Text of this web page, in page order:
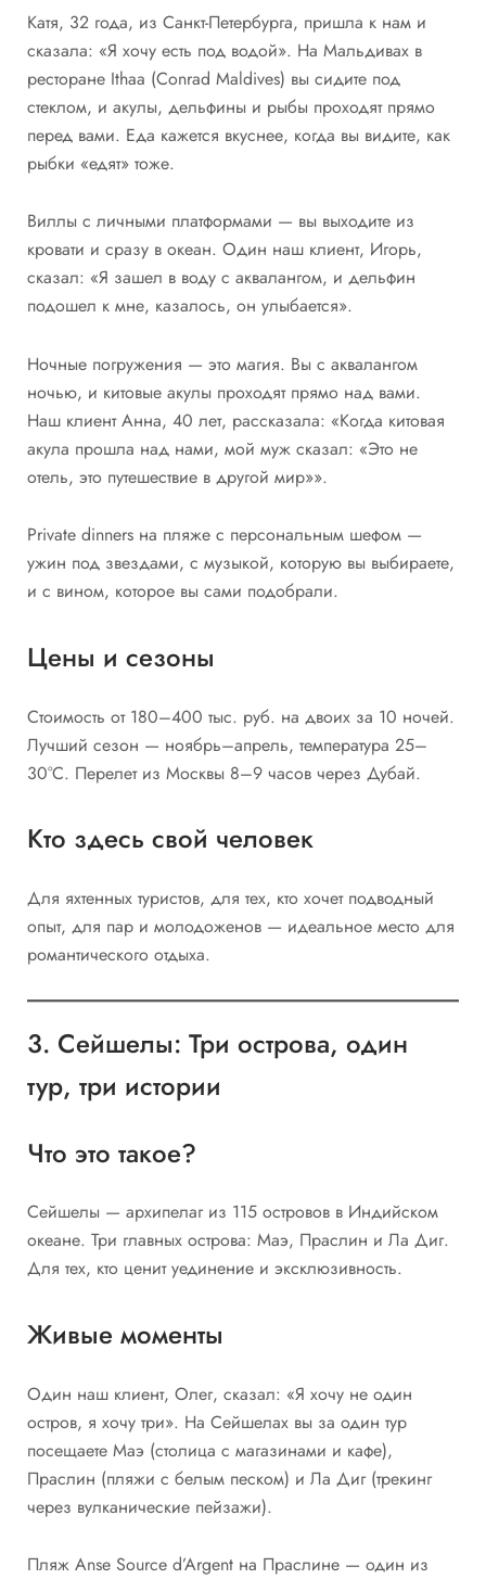
Катя, 32 года, из Санкт-Петербурга, пришла к нам и
сказала: «Я хочу есть под водой». На Мальдивах в
ресторане Ithaa (Conrad Maldives) вы сидите под
стеклом, и акулы, дельфины и рыбы проходят прямо
перед вами. Еда кажется вкуснее, когда вы видите, как
рыбки «едят» тоже.
Виллы с личными платформами — вы выходите из
кровати и сразу в океан. Один наш клиент, Игорь,
сказал: «Я зашел в воду с аквалангом, и дельфин
подошел к мне, казалось, он улыбается».
Ночные погружения — это магия. Вы с аквалангом
ночью, и китовые акулы проходят прямо над вами.
Наш клиент Анна, 40 лет, рассказала: «Когда китовая
акула прошла над нами, мой муж сказал: «Это не
отель, это путешествие в другой мир»».
Private dinners на пляже с персональным шефом —
ужин под звездами, с музыкой, которую вы выбираете,
и с вином, которое вы сами подобрали.
Цены и сезоны
Стоимость от 180–400 тыс. руб. на двоих за 10 ночей.
Лучший сезон — ноябрь–апрель, температура 25–
30°C. Перелет из Москвы 8–9 часов через Дубай.
Кто здесь свой человек
Для яхтенных туристов, для тех, кто хочет подводный
опыт, для пар и молодоженов — идеальное место для
романтического отдыха.
3. Сейшелы: Три острова, один
тур, три истории
Что это такое?
Сейшелы — архипелаг из 115 островов в Индийском
океане. Три главных острова: Маэ, Праслин и Ла Диг.
Для тех, кто ценит уединение и эксклюзивность.
Живые моменты
Один наш клиент, Олег, сказал: «Я хочу не один
остров, я хочу три». На Сейшелах вы за один тур
посещаете Маэ (столица с магазинами и кафе),
Праслин (пляжи с белым песком) и Ла Диг (трекинг
через вулканические пейзажи).
Пляж Anse Source d’Argent на Праслине — один из